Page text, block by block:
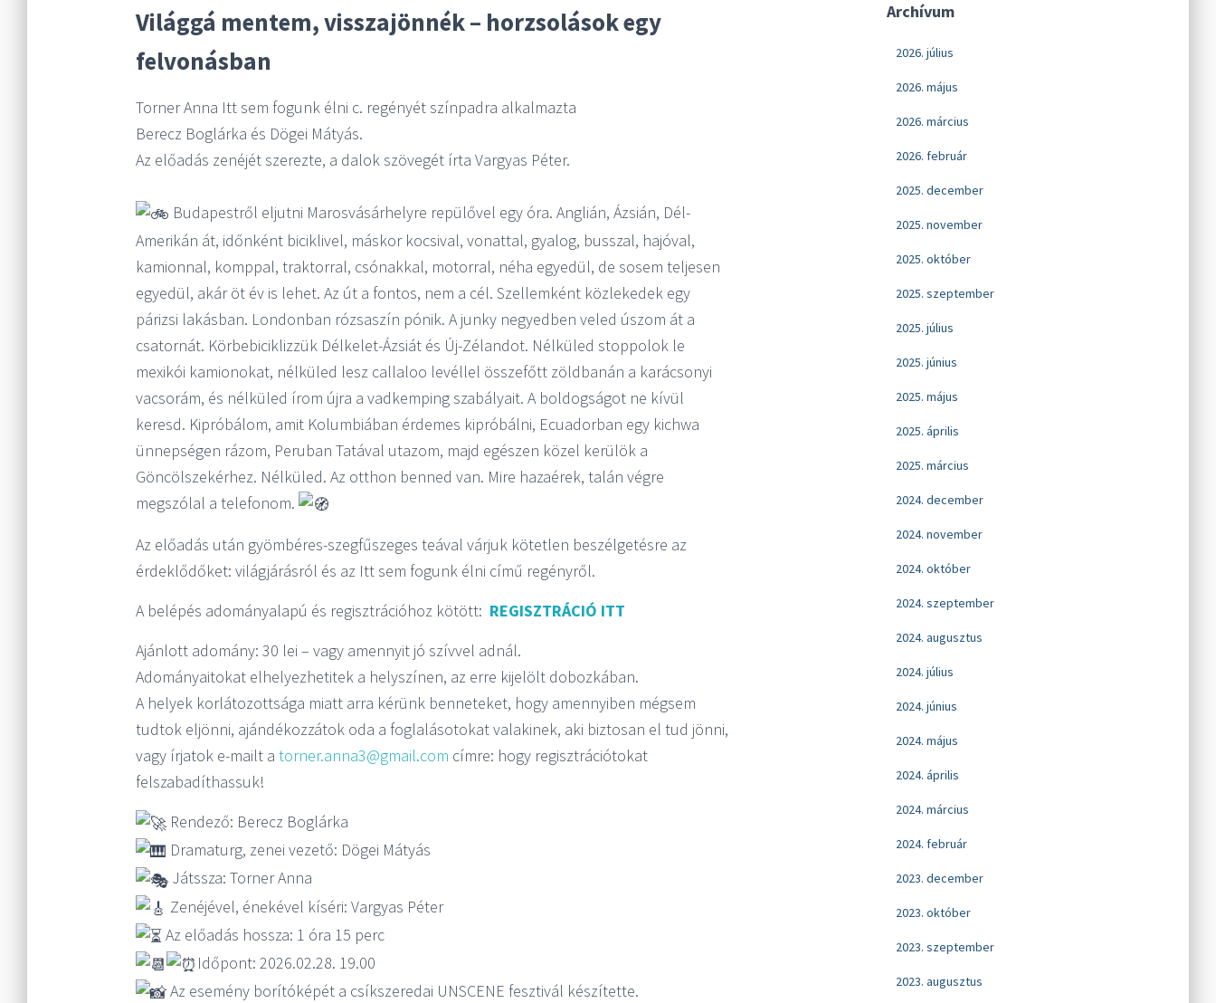
Világgá mentem, visszajönnék – horzsolások egy
felvonásban
Torner Anna Itt sem fogunk élni c. regényét színpadra alkalmazta
Berecz Boglárka és Dögei Mátyás.
Az előadás zenéjét szerezte, a dalok szövegét írta Vargyas Péter.
Budapestről eljutni Marosvásárhelyre repülővel egy óra. Anglián, Ázsián, Dél-
Amerikán át, időnként biciklivel, máskor kocsival, vonattal, gyalog, busszal, hajóval,
kamionnal, komppal, traktorral, csónakkal, motorral, néha egyedül, de sosem teljesen
egyedül, akár öt év is lehet. Az út a fontos, nem a cél. Szellemként közlekedek egy
párizsi lakásban. Londonban rózsaszín pónik. A junky negyedben veled úszom át a
csatornát. Körbebiciklizzük Délkelet-Ázsiát és Új-Zélandot. Nélküled stoppolok le
mexikói kamionokat, nélküled lesz callaloo levéllel összefőtt zöldbanán a karácsonyi
vacsorám, és nélküled írom újra a vadkemping szabályait. A boldogságot ne kívül
keresd. Kipróbálom, amit Kolumbiában érdemes kipróbálni, Ecuadorban egy kichwa
ünnepségen rázom, Peruban Tatával utazom, majd egészen közel kerülök a
Göncölszekérhez. Nélküled. Az otthon benned van. Mire hazaérek, talán végre
megszólal a telefonom.
Az előadás után gyömbéres-szegfűszeges teával várjuk kötetlen beszélgetésre az
érdeklődőket: világjárásról és az Itt sem fogunk élni című regényről.
A belépés adományalapú és regisztrációhoz kötött: REGISZTRÁCIÓ ITT
Ajánlott adomány: 30 lei – vagy amennyit jó szívvel adnál.
Adományaitokat elhelyezhetitek a helyszínen, az erre kijelölt dobozkában.
A helyek korlátozottsága miatt arra kérünk benneteket, hogy amennyiben mégsem
tudtok eljönni, ajándékozzátok oda a foglalásotokat valakinek, aki biztosan el tud jönni,
vagy írjatok e-mailt a torner.anna3@gmail.com címre: hogy regisztrációtokat
felszabadíthassuk!
Rendező: Berecz Boglárka
Dramaturg, zenei vezető: Dögei Mátyás
Játssza: Torner Anna
Zenéjével, énekével kíséri: Vargyas Péter
Az előadás hossza: 1 óra 15 perc
Időpont: 2026.02.28. 19.00
Az esemény borítóképét a csíkszeredai UNSCENE fesztivál készítette.
Archívum
2026. július
2026. május
2026. március
2026. február
2025. december
2025. november
2025. október
2025. szeptember
2025. július
2025. június
2025. május
2025. április
2025. március
2024. december
2024. november
2024. október
2024. szeptember
2024. augusztus
2024. július
2024. június
2024. május
2024. április
2024. március
2024. február
2023. december
2023. október
2023. szeptember
2023. augusztus